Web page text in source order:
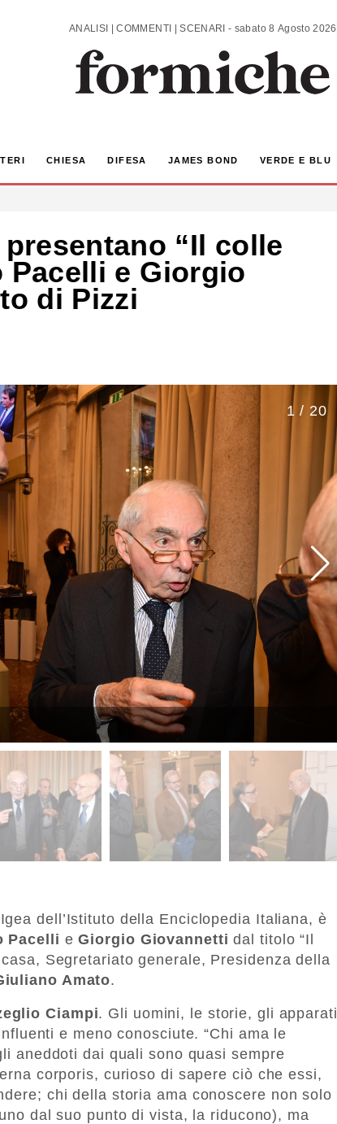
ANALISI | COMMENTI | SCENARI - sabato 8 Agosto 2026
CHIESA DIFESA JAMES BOND VERDE E BLU
“Il colle
Pacelli e Giorgio
di Pizzi
1 / 20
dell’Istituto della Enciclopedia Italiana, è
Pacelli eGiorgio Giovannetti dal titolo “Il
Segretariato generale, Presidenza della
Amato.
Ciampi. Gli uomini, le storie, gli apparati
e meno conosciute. “Chi ama le
aneddoti dai quali sono quasi sempre
corporis, curioso di sapere ciò che essi,
chi della storia ama conoscere non solo
dal suo punto di vista, la riducono), ma